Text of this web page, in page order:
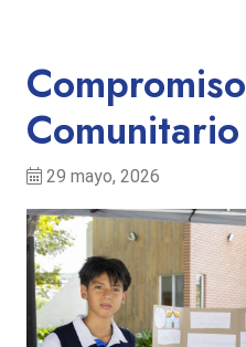
Compromiso
Comunitario
29 mayo, 2026